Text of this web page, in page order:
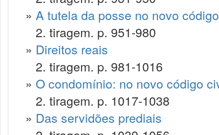
» A tutela da posse no novo
2. tiragem. p. 951-980
» Direitos reais
2. tiragem. p. 981-1016
» O condomínio: no novo código
2. tiragem. p. 1017-1038
» Das servidões prediais